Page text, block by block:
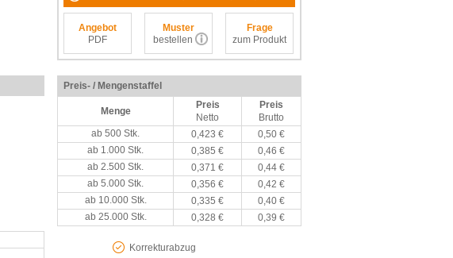
Angebot
PDF
Muster
bestellen
Frage
zum Produkt
Preis- / Mengenstaffel
Menge
Preis
Netto
Preis
Brutto
ab 500 Stk.
0,423 €
0,50 €
ab 1.000 Stk.
0,385 €
0,46 €
ab 2.500 Stk.
0,371 €
0,44 €
ab 5.000 Stk.
0,356 €
0,42 €
ab 10.000 Stk.
0,335 €
0,40 €
ab 25.000 Stk.
0,328 € 0,39 €
Korrekturabzug